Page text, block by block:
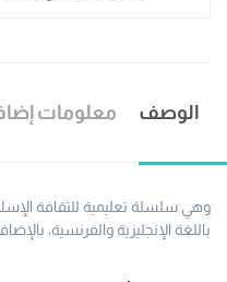
الوصف معلومات
وهي سلسلة تعليمية للثقافة
باللغة الإنجليزية والفرنسية،